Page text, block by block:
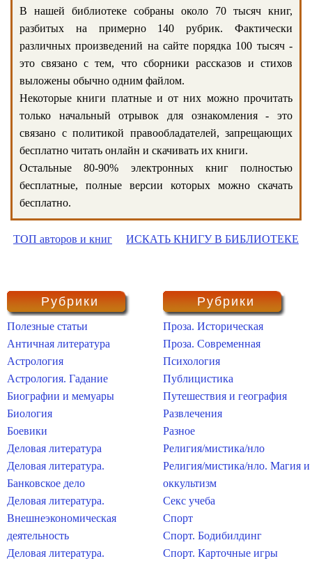
В нашей библиотеке собраны около 70 тысяч книг,
разбитых на примерно 140 рубрик. Фактически
различных произведений на сайте порядка 100 тысяч -
это связано с тем, что сборники рассказов и стихов
выложены обычно одним файлом.
Некоторые книги платные и от них можно прочитать
только начальный отрывок для ознакомления - это
связано с политикой правообладателей, запрещающих
бесплатно читать онлайн и скачивать их книги.
Остальные 80-90% электронных книг полностью
бесплатные, полные версии которых можно скачать
бесплатно.
ТОП авторов и книг ИСКАТЬ КНИГУ В БИБЛИОТЕКЕ
Рубрики
Полезные статьи
Античная литература
Астрология
Астрология. Гадание
Биографии и мемуары
Биология
Боевики
Деловая литература
Деловая литература.
Банковское дело
Деловая литература.
Внешнеэкономическая
деятельность
Деловая литература.
Рубрики
Проза. Историческая
Проза. Современная
Психология
Публицистика
Путешествия и география
Развлечения
Разное
Религия/мистика/нло
Религия/мистика/нло. Магия и
оккультизм
Секс учеба
Спорт
Спорт. Бодибилдинг
Спорт. Карточные игры